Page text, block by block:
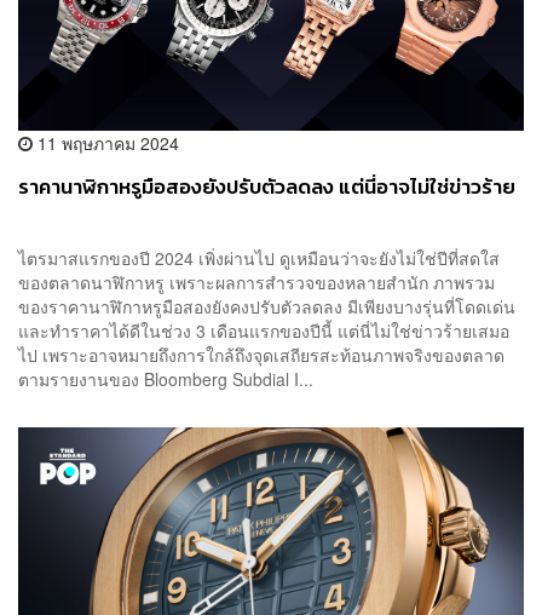
11 พฤษภาคม 2024
ราคานาฬิกาหรูมือสองยังปรับตัวลดลง แต่นี่อาจไม่ใช่ข่าวร้าย
ไตรมาสแรกของปี 2024 เพิ่งผ่านไป ดูเหมือนว่าจะยังไม่ใช่ปีที่สดใส
ของตลาดนาฬิกาหรู เพราะผลการสำรวจของหลายสำนัก ภาพรวม
ของราคานาฬิกาหรูมือสองยังคงปรับตัวลดลง มีเพียงบางรุ่นที่โดดเด่น
และทำราคาได้ดีในช่วง 3 เดือนแรกของปีนี้ แต่นี่ไม่ใช่ข่าวร้ายเสมอ
ไป เพราะอาจหมายถึงการใกล้ถึงจุดเสถียรสะท้อนภาพจริงของตลาด
ตามรายงานของ Bloomberg Subdial I...